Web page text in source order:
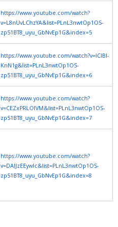
https://www.youtube.com/watch?
v=L8nUvLChzYA&list=PLnL3nwtOp1OS-
zp51BT8_uyu_GbNvEp1G&index=5
https://www.youtube.com/watch?v=lCIBI-
KnN1g&list=PLnL3nwtOp1OS-
zp51BT8_uyu_GbNvEp1G&index=6
https://www.youtube.com/watch?
v=CEZxPRLOIVM&list=PLnL3nwtOp1OS-
zp51BT8_uyu_GbNvEp1G&index=7
https://www.youtube.com/watch?
v=DAlJzEEywlc&list=PLnL3nwtOp1OS-
zp51BT8_uyu_GbNvEp1G&index=8